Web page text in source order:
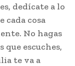
dedícate a lo
cada cosa
No hagas
escuches,
te va a